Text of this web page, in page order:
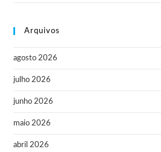
Arquivos
agosto 2026
julho 2026
junho 2026
maio 2026
abril 2026